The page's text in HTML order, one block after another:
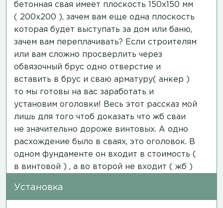
бетонная свая имеет плоскость 150х150 мм
( 200х200 ), зачем вам еще одна плоскость
которая будет выступать за дом или баню,
зачем вам переплачивать? Если строителям
или вам сложно просверлить через
обвязочный брус одно отверстие и
вставить в брус и сваю арматуру( анкер )
то мы готовы на вас заработать и
установим оголовки! Весь этот рассказ мой
лишь для того чтоб доказать что жб сваи
не значительно дороже винтовых. А одно
расхождение было в сваях, это оголовок. В
одном фундаменте он входит в стоимость (
в винтовой ) , а во второй не входит ( жб )
Установка